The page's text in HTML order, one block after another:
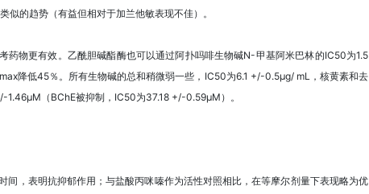
的趋势（有益但相对于加兰他敏表现不佳）。
物更有效。乙酰胆碱酯酶也可以通过阿扑吗啡生物碱N-甲基阿米巴林的IC50为1.5
降低45％。所有生物碱的总和稍微弱一些，IC50为6.1 +/-0.5μg/ mL，核黄素和去
（BChE被抑制，IC50为37.18 +/-0.59μM）。
，表明抗抑郁作用；与盐酸丙咪嗪作为活性对照相比，在等摩尔剂量下表现略为优